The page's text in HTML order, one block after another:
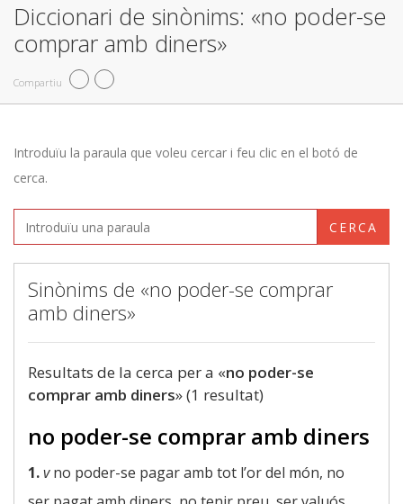
Diccionari de sinònims: «no poder-se
comprar amb diners»
Compartiu
Introduïu la paraula que voleu cercar i feu clic en el botó de
cerca.
CERCA
Sinònims de «no poder-se comprar
amb diners»
Resultats de la cerca per a «no poder-se
comprar amb diners» (1 resultat)
no poder-se comprar amb diners
1.vno poder-se pagar amb tot l’or del món, no